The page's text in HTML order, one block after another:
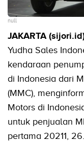
null
JAKARTA
Yudha Sales
kendaraan
di Indonesia dari
(MMC),
Motors di
untuk penjualan
pertama 20211,